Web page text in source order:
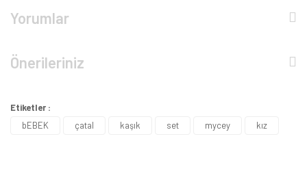
Yorumlar
Önerileriniz
Etiketler :
bEBEK
çatal kaşık set mycey kız